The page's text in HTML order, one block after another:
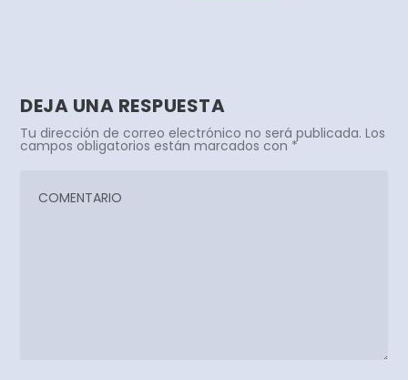
DEJA UNA RESPUESTA
Tu dirección de correo electrónico no será publicada. Los
campos obligatorios están marcados con *